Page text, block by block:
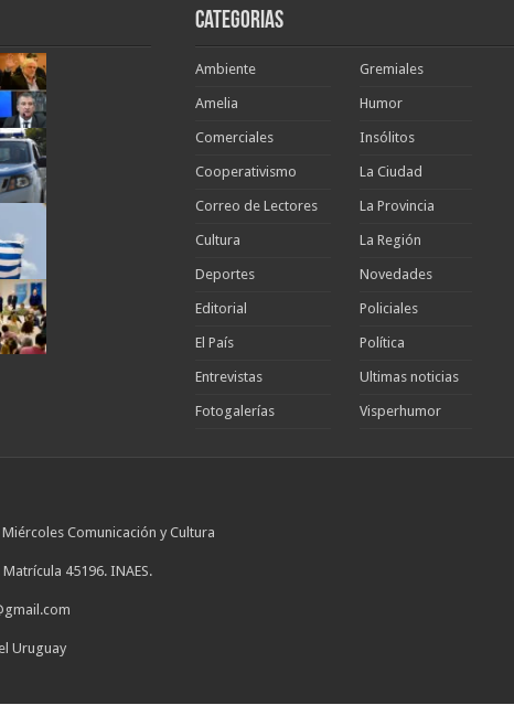
Categorias
Ambiente
Amelia
Comerciales
Cooperativismo
Correo de Lectores
Cultura
Deportes
Editorial
El País
Entrevistas
Fotogalerías
Gremiales
Humor
Insólitos
La Ciudad
La Provincia
La Región
Novedades
Policiales
Política
Ultimas noticias
Visperhumor
Comunicación y Cultura
45196. INAES.
Uruguay